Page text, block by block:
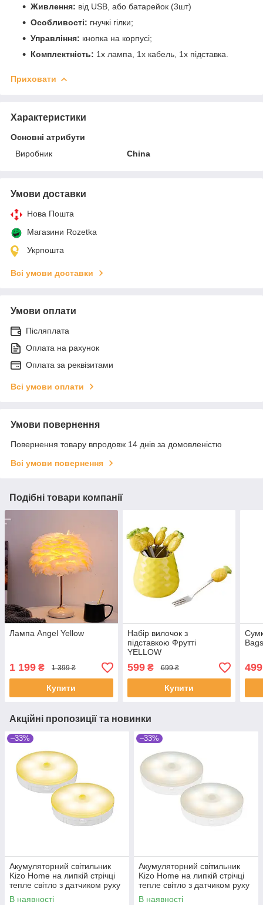
Живлення: від USB, або батарейок (3шт)
Особливості: гнучкі гілки;
Управління: кнопка на корпусі;
Комплектність: 1x лампа, 1x кабель, 1x підставка.
Приховати
Характеристики
Основні атрибути
Виробник
China
Умови доставки
Нова Пошта
Магазини Rozetka
Укрпошта
Всі умови доставки
Умови оплати
Післяплата
Оплата на рахунок
Оплата за реквізитами
Всі умови оплати
Умови повернення
Повернення товару впродовж 14 днів за домовленістю
Всі умови повернення
Подібні товари компанії
Лампа Angel Yellow
1 199 ₴ 1 399 ₴
Купити
Набір вилочок з
підставкою Фрутті
YELLOW
599₴ 699 ₴
Купити
499
Акційні пропозиції та новинки
–33%
Акумуляторний світильник
Kizo Home на липкій стрічці
тепле світло з датчиком руху
2 шт
В наявності
–33%
Акумуляторний світильник
Kizo Home на липкій стрічці
тепле світло з датчиком руху
2 шт
В наявності